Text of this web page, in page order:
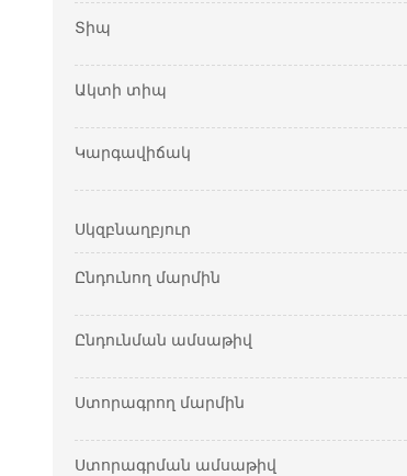
Տիպ
Ակտի տիպ
Կարգավիճակ
Սկզբնաղբյուր
Ընդունող մարմին
Ընդունման ամսաթիվ
Ստորագրող մարմին
Ստորագրման ամսաթիվ